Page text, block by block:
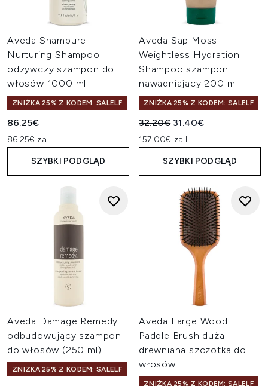
Aveda Shampure
Nurturing Shampoo
odżywczy szampon do
włosów 1000 ml
ZNIŻKA 25% Z KODEM: SALELF
86.25€
86.25€ za L
SZYBKI PODGLĄD
Aveda Sap Moss
Weightless Hydration
Shampoo szampon
nawadniający 200 ml
ZNIŻKA 25% Z KODEM: SALELF
Sugerowana cena
32.20€ Aktualna cena:
31.40€
157.00€ za L
SZYBKI PODGLĄD
Aveda Damage Remedy
odbudowujący szampon
do włosów (250 ml)
ZNIŻKA 25% Z KODEM: SALELF
Aveda Large Wood
Paddle Brush duża
drewniana szczotka do
włosów
ZNIŻKA 25% Z KODEM: SALELF